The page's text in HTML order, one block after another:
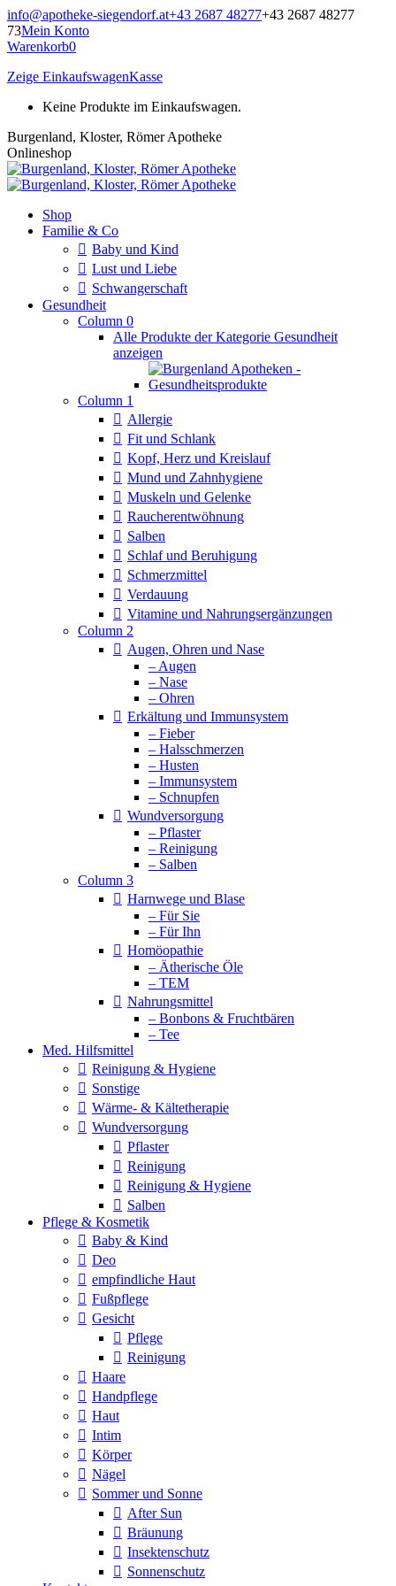
Zum
Inhalt
springen
info@apotheke-siegendorf.at+43 2687 48277+43 2687 48277
73Mein Konto
Warenkorb0
Zeige EinkaufswagenKasse
Keine Produkte im Einkaufswagen.
Burgenland, Kloster, Römer Apotheke
Onlineshop
Shop
Familie & Co
Baby und Kind
Lust und Liebe
Schwangerschaft
Gesundheit
Column 0
Alle Produkte der Kategorie Gesundheit
anzeigen
Column 1
Allergie
Fit und Schlank
Kopf, Herz und Kreislauf
Mund und Zahnhygiene
Muskeln und Gelenke
Raucherentwöhnung
Salben
Schlaf und Beruhigung
Schmerzmittel
Verdauung
Vitamine und Nahrungsergänzungen
Column 2
Augen, Ohren und Nase
– Augen
– Nase
– Ohren
Erkältung und Immunsystem
– Fieber
– Halsschmerzen
– Husten
– Immunsystem
– Schnupfen
Wundversorgung
– Pflaster
– Reinigung
– Salben
Column 3
Harnwege und Blase
– Für Sie
– Für Ihn
Homöopathie
– Ätherische Öle
– TEM
Nahrungsmittel
– Bonbons & Fruchtbären
– Tee
Med. Hilfsmittel
Reinigung & Hygiene
Sonstige
Wärme- & Kältetherapie
Wundversorgung
Pflaster
Reinigung
Reinigung & Hygiene
Salben
Pflege & Kosmetik
Baby & Kind
Deo
empfindliche Haut
Fußpflege
Gesicht
Pflege
Reinigung
Haare
Handpflege
Haut
Intim
Körper
Nägel
Sommer und Sonne
After Sun
Bräunung
Insektenschutz
Sonnenschutz